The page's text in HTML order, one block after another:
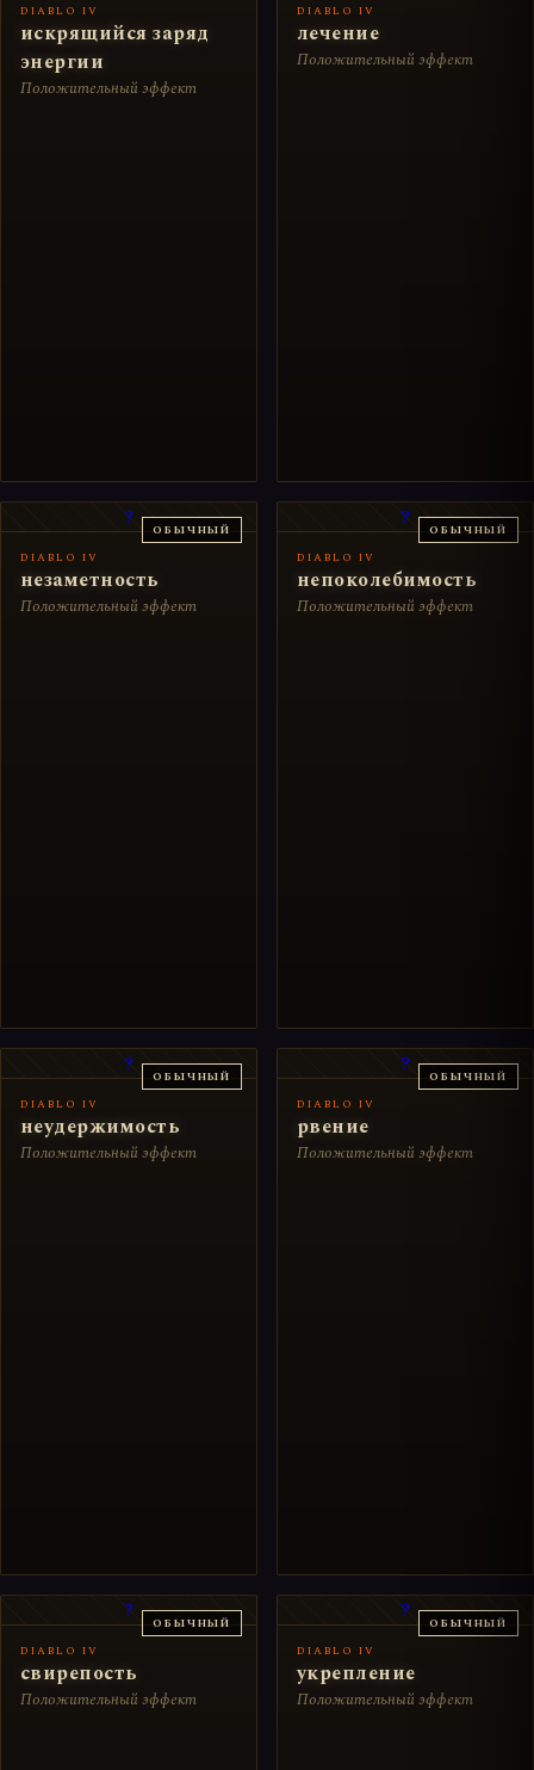
DIABLO IV
искрящийся заряд
энергии
Положительный эффект
DIABLO IV
лечение
Положительный эффект
ОБЫЧНЫЙ
?
DIABLO IV
незаметность
Положительный эффект
ОБЫЧНЫЙ
?
DIABLO IV
непоколебимость
Положительный эффект
ОБЫЧНЫЙ
?
DIABLO IV
неудержимость
Положительный эффект
ОБЫЧНЫЙ
?
DIABLO IV
рвение
Положительный эффект
ОБЫЧНЫЙ
?
DIABLO IV
свирепость
Положительный эффект
ОБЫЧНЫЙ
?
DIABLO IV
укрепление
Положительный эффект